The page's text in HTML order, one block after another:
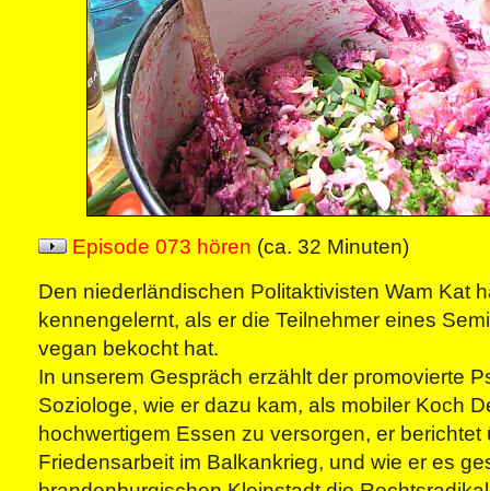
Episode 073 hören (ca. 32 Minuten)
Den niederländischen Politaktivisten Wam Kat
kennengelernt, als er die Teilnehmer eines
vegan bekocht hat.
In unserem Gespräch erzählt der promovierte
Soziologe, wie er dazu kam, als mobiler Koch
hochwertigem Essen zu versorgen, er berichtet
Friedensarbeit im Balkankrieg, und wie er es